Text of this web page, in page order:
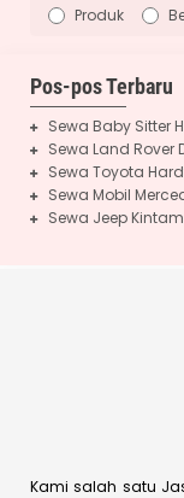
Produk
Pos-pos Terbaru
Sewa Baby Sitter
Sewa Land Rover
Sewa Toyota
Sewa Mobil
Sewa Jeep
Kami salah satu